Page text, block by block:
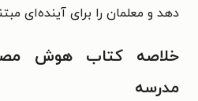
دهد و معلمان را برای آینده‌ای
خلاصه کتاب هوش
مدرسه